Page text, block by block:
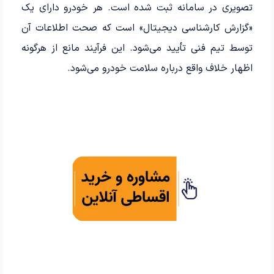
تصویری در سامانه ثبت شده است. هر خودرو دارای یک
«گزارش کارشناسی دیجیتال» است که صحت اطلاعات آن
توسط تیم فنی تأیید می‌شود. این فرآیند مانع از هرگونه
اظهار خلاف واقع درباره سلامت خودرو می‌شود.